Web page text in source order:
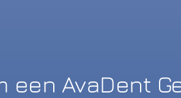
een AvaDent